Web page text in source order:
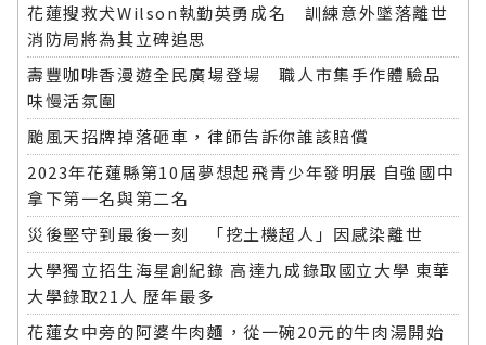
花蓮搜救犬Wilson執勤英勇成名 訓練意外墜落離世
消防局將為其立碑追思
壽豐咖啡香漫遊全民廣場登場 職人市集手作體驗品
味慢活氛圍
颱風天招牌掉落砸車，律師告訴你誰該賠償
2023年花蓮縣第10屆夢想起飛青少年發明展 自強國中
拿下第一名與第二名
災後堅守到最後一刻 「挖土機超人」因感染離世
大學獨立招生海星創紀錄 高達九成錄取國立大學 東華
大學錄取21人 歷年最多
花蓮女中旁的阿婆牛肉麵，從一碗20元的牛肉湯開始